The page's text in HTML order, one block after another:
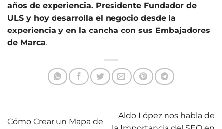
años de experiencia. Presidente Fundador de
ULS y hoy desarrolla el negocio desde la
experiencia y en la cancha con sus Embajadores
de Marca.
Cómo Crear un Mapa de
Aldo López nos habla de